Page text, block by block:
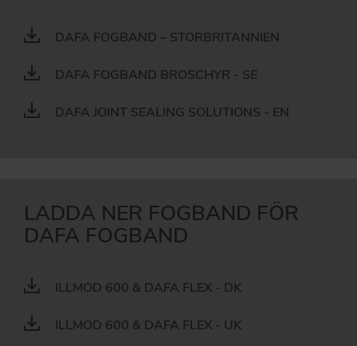
DAFA FOGBAND – STORBRITANNIEN
DAFA FOGBAND BROSCHYR - SE
DAFA JOINT SEALING SOLUTIONS - EN
LADDA NER FOGBAND FÖR
DAFA FOGBAND
ILLMOD 600 & DAFA FLEX - DK
ILLMOD 600 & DAFA FLEX - UK